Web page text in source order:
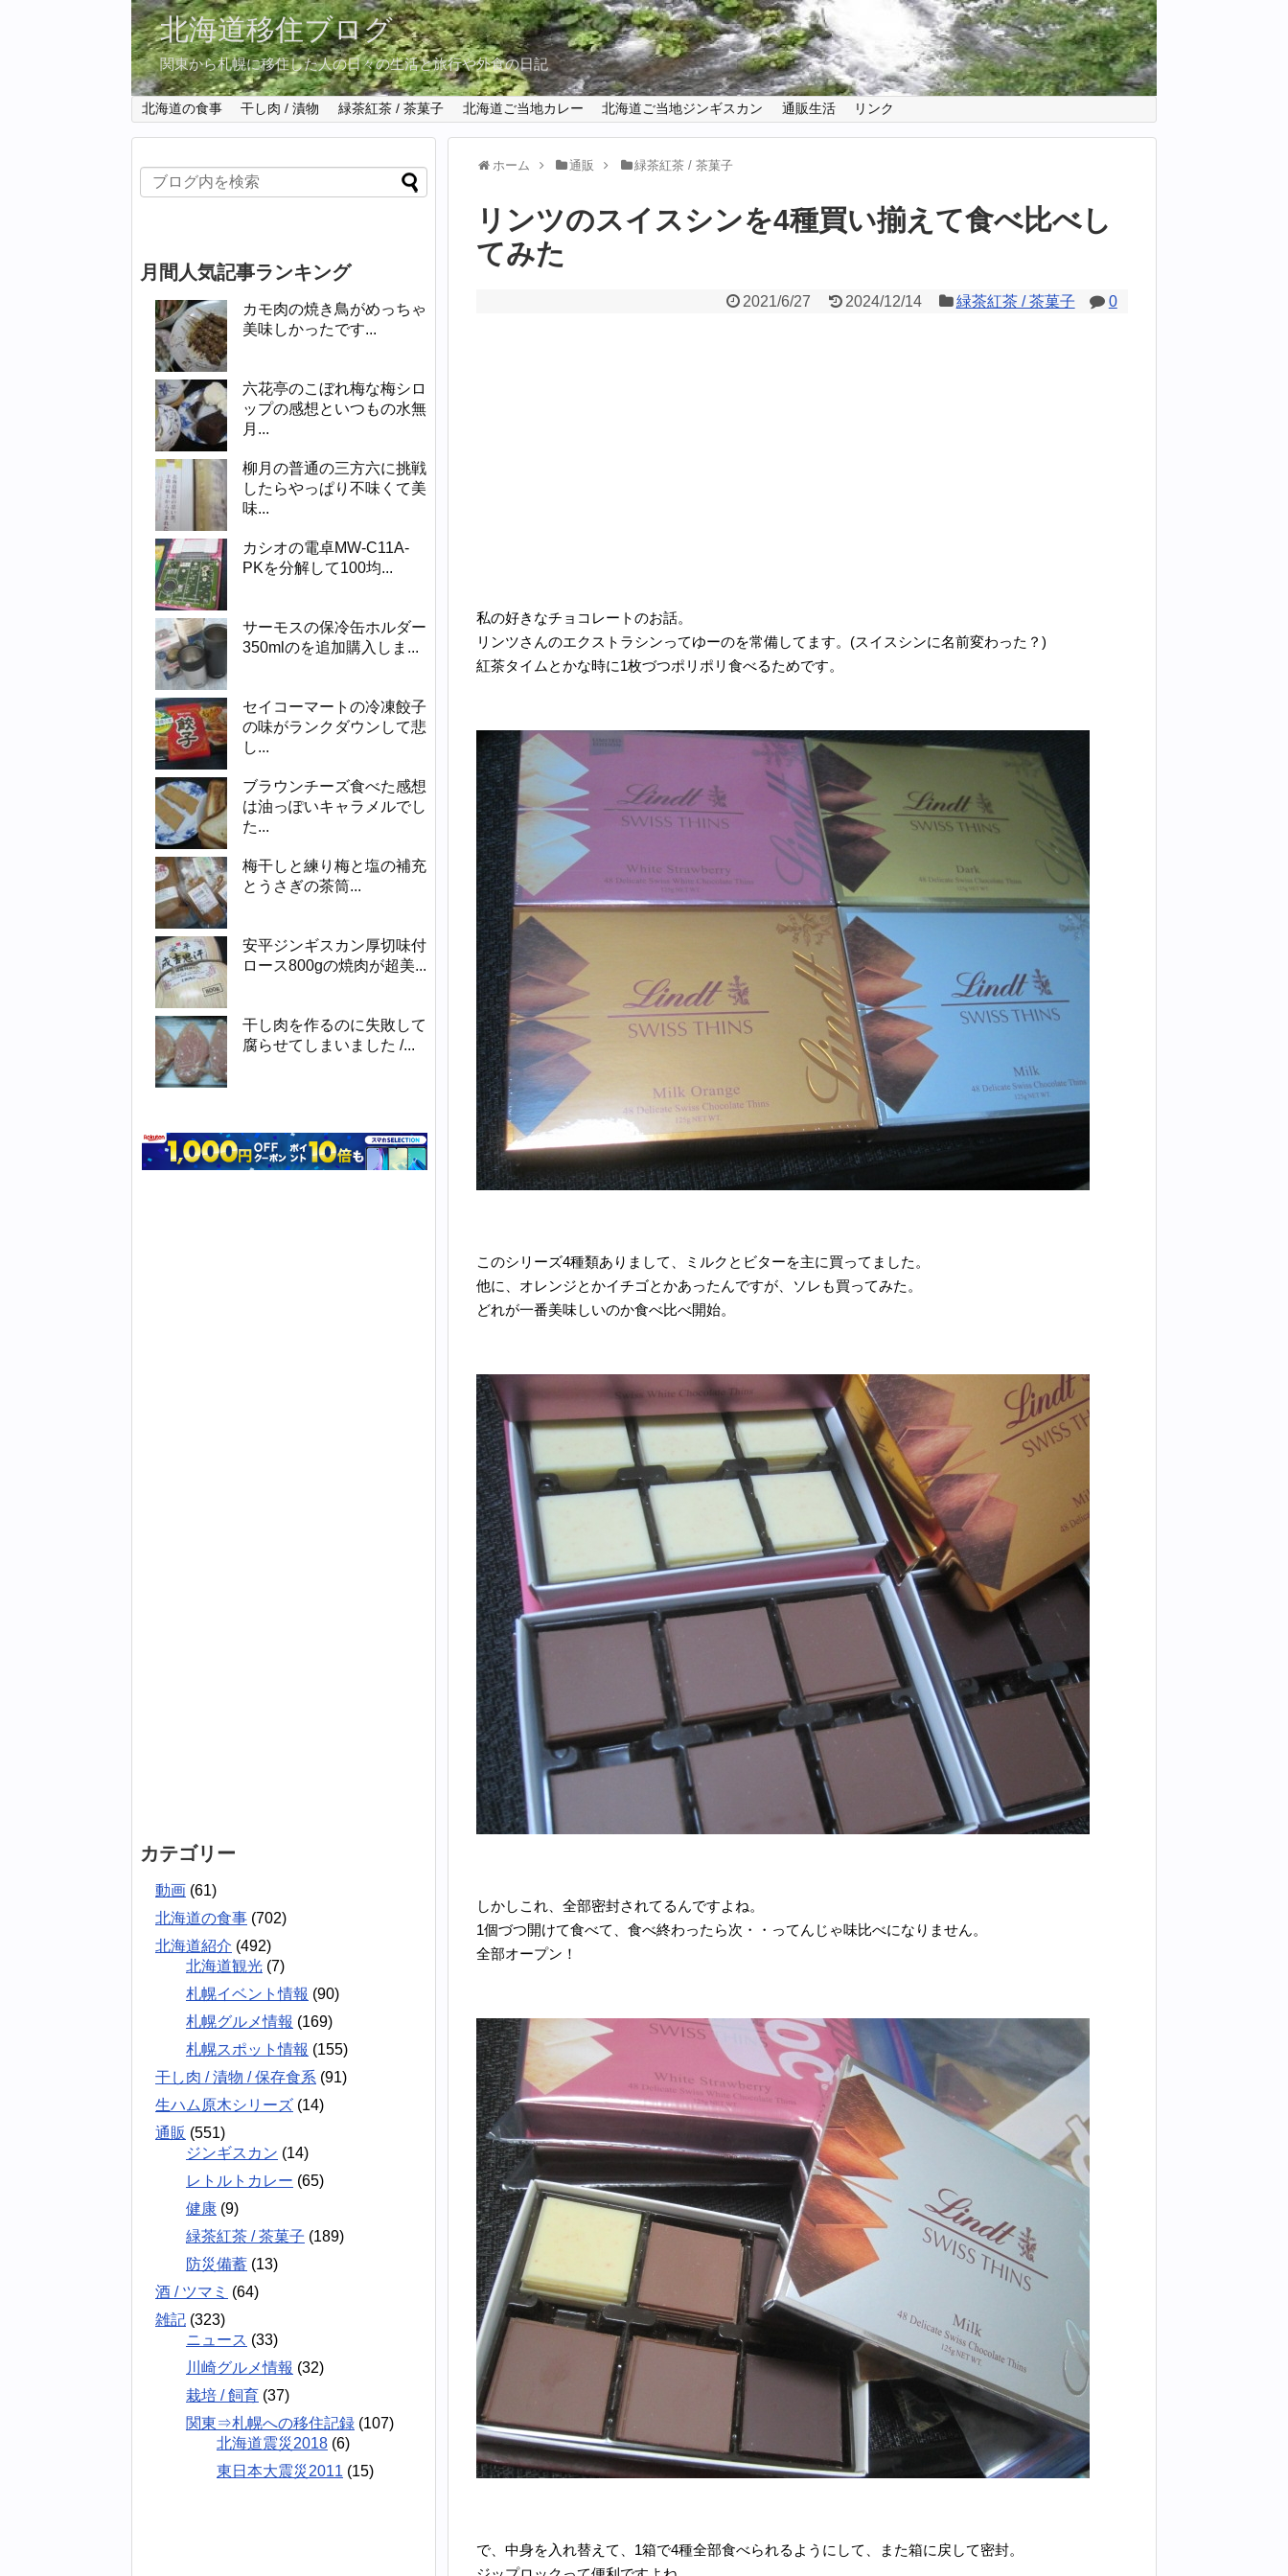
北海道移住ブログ
関東から札幌に移住した人の日々の生活と旅行や外食の日記
北海道の食事 干し肉 / 漬物 緑茶紅茶 / 茶菓子 北海道ご当地カレー 北海道ご当地ジンギスカン 通販生活 リンク
ホーム 通販 緑茶紅茶 / 茶菓子
リンツのスイスシンを4種買い揃えて食べ比べし
てみた
2021/6/27 2024/12/14 緑茶紅茶 / 茶菓子 0
私の好きなチョコレートのお話。
リンツさんのエクストラシンってゆーのを常備してます。(スイスシンに名前変わった？)
紅茶タイムとかな時に1枚づつポリポリ食べるためです。
このシリーズ4種類ありまして、ミルクとビターを主に買ってました。
他に、オレンジとかイチゴとかあったんですが、ソレも買ってみた。
どれが一番美味しいのか食べ比べ開始。
しかしこれ、全部密封されてるんですよね。
1個づつ開けて食べて、食べ終わったら次・・ってんじゃ味比べになりません。
全部オープン！
で、中身を入れ替えて、1箱で4種全部食べられるようにして、また箱に戻して密封。
月間人気記事ランキング
カモ肉の焼き鳥がめっちゃ
美味しかったです...
六花亭のこぼれ梅な梅シロ
ップの感想といつもの水無
月...
柳月の普通の三方六に挑戦
したらやっぱり不味くて美
味...
カシオの電卓MW-C11A-
PKを分解して100均...
サーモスの保冷缶ホルダー
350mlのを追加購入しま...
セイコーマートの冷凍餃子
の味がランクダウンして悲
し...
ブラウンチーズ食べた感想
は油っぽいキャラメルでし
た...
梅干しと練り梅と塩の補充
とうさぎの茶筒...
安平ジンギスカン厚切味付
ロース800gの焼肉が超美...
干し肉を作るのに失敗して
腐らせてしまいました /...
カテゴリー
動画 (61)
北海道の食事 (702)
北海道紹介 (492)
北海道観光 (7)
札幌イベント情報 (90)
札幌グルメ情報 (169)
札幌スポット情報 (155)
干し肉 / 漬物 / 保存食系 (91)
生ハム原木シリーズ (14)
通販 (551)
ジンギスカン (14)
レトルトカレー (65)
健康 (9)
緑茶紅茶 / 茶菓子 (189)
防災備蓄 (13)
酒 / ツマミ (64)
雑記 (323)
ニュース (33)
川崎グルメ情報 (32)
栽培 / 飼育 (37)
関東⇒札幌への移住記録 (107)
北海道震災2018 (6)
東日本大震災2011 (15)